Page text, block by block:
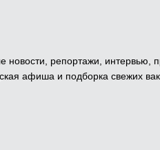
репортажи, интервью,
афиша и подборка свежих